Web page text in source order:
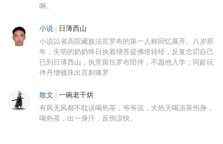
啊。
小说 日薄西山
小说以省高院藏族法官罗布的第一人称回忆展开。八岁那
年，失明的奶奶终日执着绕菩提佛塔转经，反复念叨自己
已到日薄西山，执意留住罗布陪伴，不愿他入学；同龄玩
伴丹增顿珠出言刺痛罗
散文 一碗老干烘
有风无风都不耽误喝热茶，爷爷说，大热天喝凉茶伤身，
喝热茶，出一身汗，反倒凉快。